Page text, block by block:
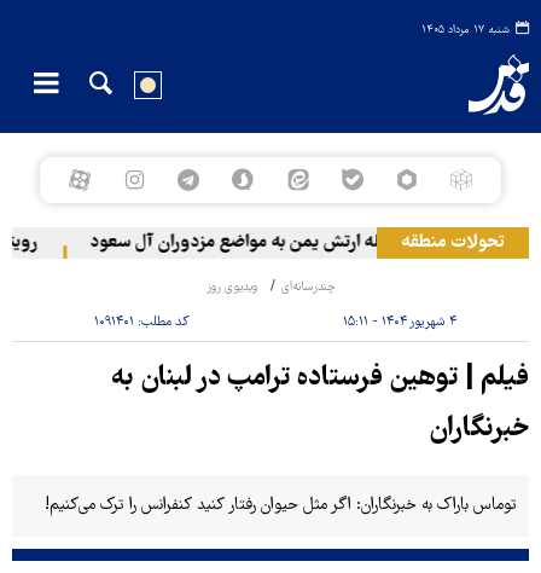
شنبه ۱۷ مرداد ۱۴۰۵
تحولات منطقهحمله ارتش یمن به مواضع مزدوران آل سعود رویترز: عربستان ۸۶
چندرسانه‌ای ویدیوی روز
۴ شهریور ۱۴۰۴ - ۱۵:۱۱ کد مطلب: ۱۰۹۱۴۰۱
فیلم | توهین فرستاده ترامپ در لبنان به
خبرنگاران
توماس باراک به خبرنگاران: اگر مثل حیوان رفتار کنید کنفرانس را ترک می‌کنیم!